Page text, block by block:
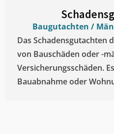
Baugutachten /
Das Schadensgutachten
von Bauschäden oder -
Versicherungsschäden.
Bauabnahme oder